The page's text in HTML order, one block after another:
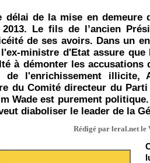
délai de la mise en demeure
Le fils de l’ancien
de ses avoirs. Dans un
ministre d'Etat assure
à démonter les
de l'enrichissement illicite,
du Comité directeur du
Wade est purement
diaboliser le leader de la
Rédigé par leral.net le